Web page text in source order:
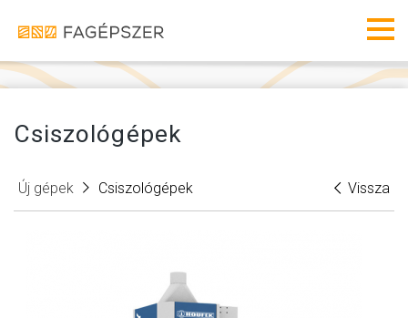
Csiszológépek
Új gépek Csiszológépek Vissza